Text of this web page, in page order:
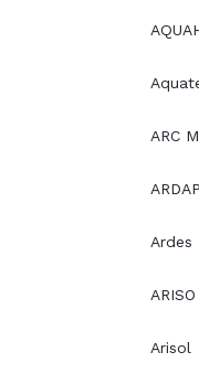
ARC
ARDAP
Ardes
ARISO
Arisol